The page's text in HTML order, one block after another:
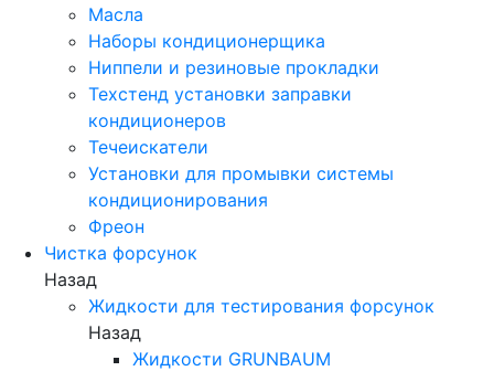
Масла
Наборы кондиционерщика
Ниппели и резиновые прокладки
Техстенд установки заправки
кондиционеров
Течеискатели
Установки для промывки системы
кондиционирования
Фреон
Чистка форсунок
Назад
Жидкости для тестирования форсунок
Назад
Жидкости GRUNBAUM